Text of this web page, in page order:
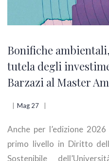
Bonifiche
tutela degli
Barzazi al Master
Mag 27
Anche per l’edizione
primo livello in Diritto
Sostenibile